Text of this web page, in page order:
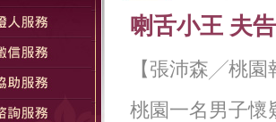
喇舌小王 夫
【張沛森╱桃園
桃園一名男子懷